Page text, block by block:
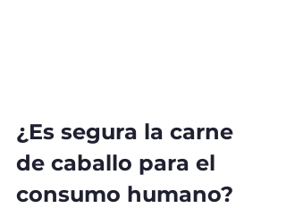
¿Es segura la carne
de caballo para el
consumo humano?